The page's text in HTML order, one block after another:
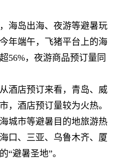
海岛出海、夜游等避暑玩
年端午，飞猪平台上的海
56%，夜游商品预订量同
酒店预订来看，青岛、威
，酒店预订量较为火热。
城市等避暑目的地旅游热
口、三亚、乌鲁木齐、厦
“避暑圣地”。